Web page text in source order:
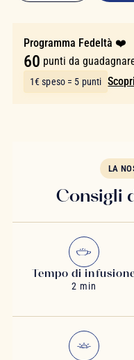
Programma Fedeltà ❤️
60 punti da
1€ speso = 5 punti
LA
Consigli
Tempo di
2 min